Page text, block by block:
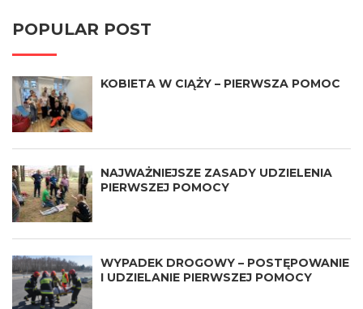
POPULAR POST
KOBIETA W CIĄŻY – PIERWSZA POMOC
NAJWAŻNIEJSZE ZASADY UDZIELENIA
PIERWSZEJ POMOCY
WYPADEK DROGOWY – POSTĘPOWANIE
I UDZIELANIE PIERWSZEJ POMOCY